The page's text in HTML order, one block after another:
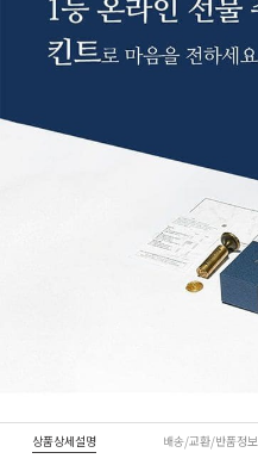
상품상세설명 배송/교환/반품정보